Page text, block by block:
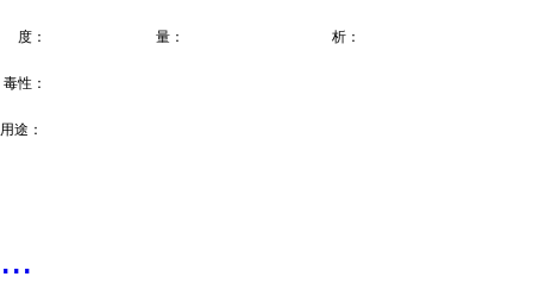
度： 量： 析：
毒性：
用途：
...